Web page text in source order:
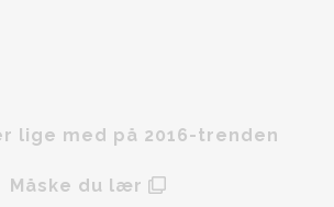
lige med på 2016-trenden
Måske du lær